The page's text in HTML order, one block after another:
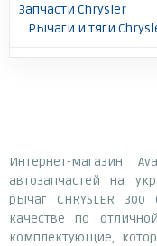
Запчасти Chrysler
Рычаги и тяги
Интернет-магазин
автозапчастей на
рычаг CHRYSLER 300
качестве по
комплектующие,